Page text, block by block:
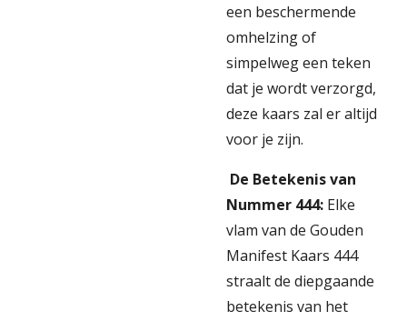
een beschermende
omhelzing of
simpelweg een teken
dat je wordt verzorgd,
deze kaars zal er altijd
voor je zijn.
De Betekenis van
Nummer 444: Elke
vlam van de Gouden
Manifest Kaars 444
straalt de diepgaande
betekenis van het